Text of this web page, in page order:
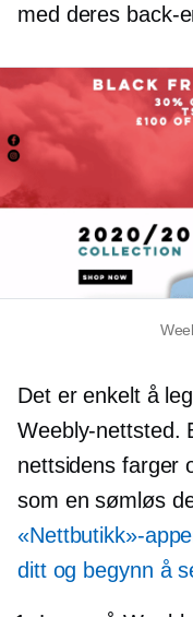
med deres back-
Det er enkelt å
Weebly-nettsted.
nettsidens farger
som en sømløs
«Nettbutikk»-
ditt og begynn å